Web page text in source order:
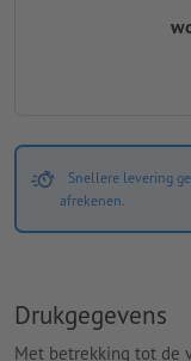
Snellere levering
afrekenen.
Drukgegevens
Met betrekking tot de